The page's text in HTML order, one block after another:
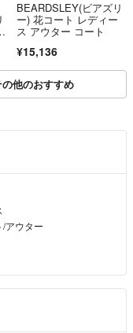
BEARDSLEY(ビアズリ
ー) 花コート レディー
ス アウター コート
¥15,136
他のおすすめ
アウター